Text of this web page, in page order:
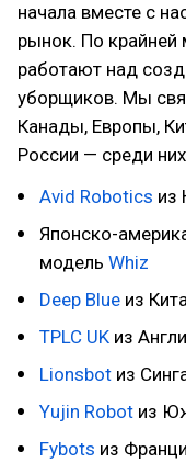
начала вместе с
рынок. По
работают над
уборщиков. Мы
Канады, Европы,
России — среди
Avid Robotics из
Японско-
модель Whiz
Deep Blue из
TPLC UK из
Lionsbot из
Yujin Robot из
Fybots из